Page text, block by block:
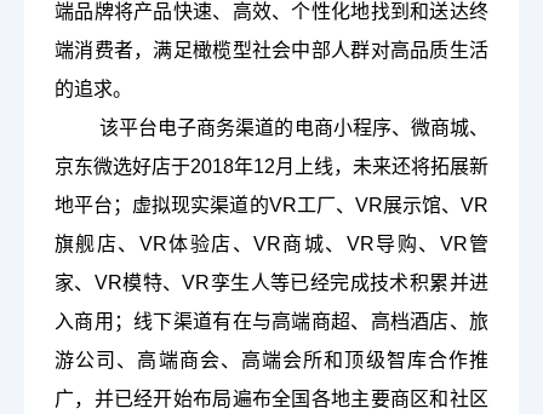
端品牌将产品快速、高效、个性化地找到和送达终
端消费者，满足橄榄型社会中部人群对高品质生活
的追求。
该平台电子商务渠道的电商小程序、微商城、
京东微选好店于2018年12月上线，未来还将拓展新
地平台；虚拟现实渠道的VR工厂、VR展示馆、VR
旗舰店、VR体验店、VR商城、VR导购、VR管
家、VR模特、VR孪生人等已经完成技术积累并进
入商用；线下渠道有在与高端商超、高档酒店、旅
游公司、高端商会、高端会所和顶级智库合作推
广，并已经开始布局遍布全国各地主要商区和社区